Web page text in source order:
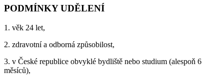
PODMÍNKY UDĚLENÍ
1. věk 24 let,
2. zdravotní a odborná způsobilost,
3. v České republice obvyklé bydliště nebo studium (alespoň 6
měsíců),